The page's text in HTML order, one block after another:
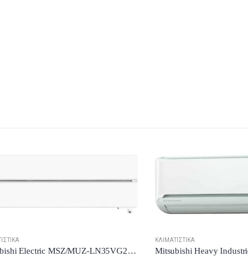
Mitsubishi Electric MSZ/MUZ-LN35VG2-W Κλιματιστικό Inverter 12000 BTU A+++/A+++ New Model 2024
ΚΛΙΜΑΤΙΣΤΙΚΆ